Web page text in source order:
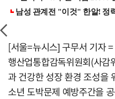
[서울=뉴시스] 구무서 기자
행산업통합감독위원회(사
과 건강한 성장 환경 조성을
소년 도박문제 예방주간을